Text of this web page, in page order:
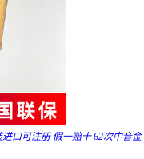
进口可注册 假一赔十 62次中音金